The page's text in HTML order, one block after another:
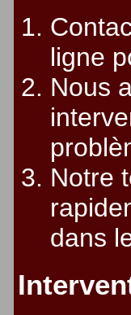
ligne
Nous
Notre
dans